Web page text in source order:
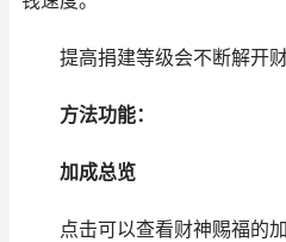
提高捐建等级会不断解开财
方法功能：
加成总览
点击可以查看财神赐福的加